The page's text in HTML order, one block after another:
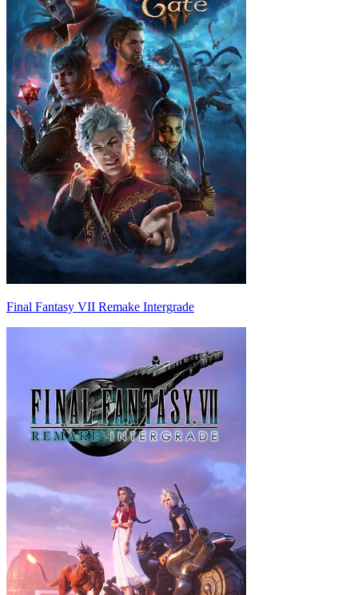
Final Fantasy VII Remake Intergrade